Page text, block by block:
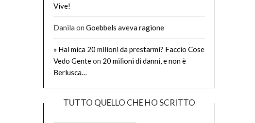
Vive!
Danila on Goebbels aveva ragione
» Hai mica 20 milioni da prestarmi? Faccio Cose
Vedo Genteon 20 milioni di danni, e non è
Berlusca…
TUTTO QUELLO CHE HO SCRITTO